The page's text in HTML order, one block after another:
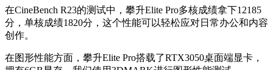
在CineBench R23的测试中，攀升Elite Pro多核成绩拿下12185
分，单核成绩1820分，这个性能可以轻松应对日常办公和内容
创作。
在图形性能方面，攀升Elite Pro搭载了RTX3050桌面端显卡，